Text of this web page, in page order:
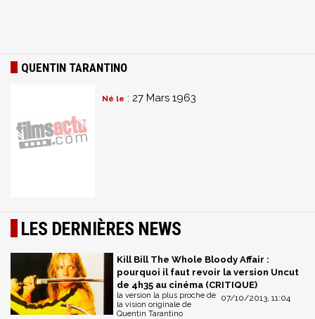
QUENTIN TARANTINO
Né le : 27 Mars 1963
LES DERNIÈRES NEWS
Kill Bill The Whole Bloody Affair :
pourquoi il faut revoir la version Uncut
de 4h35 au cinéma (CRITIQUE)
07/10/2013, 11:04
la version la plus proche de
la vision originale de
Quentin Tarantino